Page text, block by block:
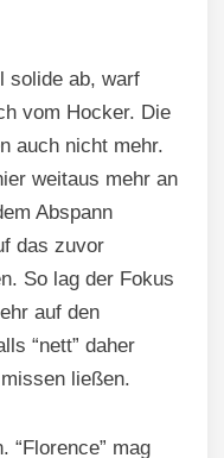
solide ab, warf
vom Hocker. Die
auch nicht mehr.
weitaus mehr an
Abspann
das zuvor
So lag der Fokus
auf den
“nett” daher
ließen.
“Florence” mag